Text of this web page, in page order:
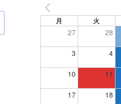
月 火
27 28
3 4
10 11
17 18